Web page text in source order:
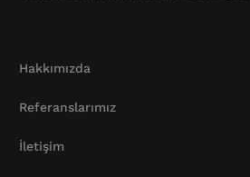
Hakkımızda
Referanslarımız
İletişim